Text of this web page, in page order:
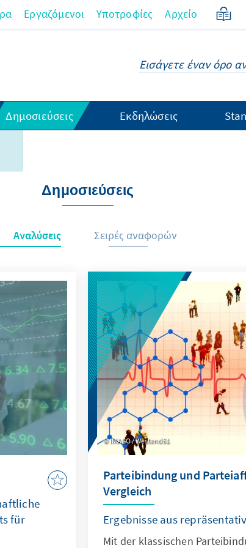
Εργαζόμενοι Υποτροφίες Αρχείο
Δημοσιεύσεις Εκδηλώσεις
Δημοσιεύσεις
Αναλύσεις Σειρές αναφορών
für
IMAGO / Westend61
Parteibindung und
Vergleich
Ergebnisse aus
Mit der klassischen